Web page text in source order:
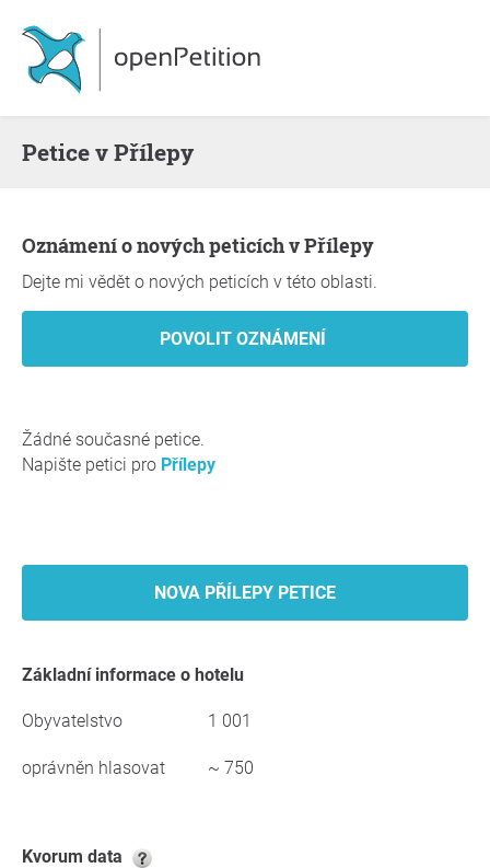
Petice v Přílepy
Oznámení o nových peticích v Přílepy
Dejte mi vědět o nových peticích v této oblasti.
Žádné současné petice.
Napište petici pro Přílepy
NOVA PŘÍLEPY PETICE
základní informace o hotelu
Obyvatelstvo 1 001
oprávněn hlasovat ~ 750
kvorum data